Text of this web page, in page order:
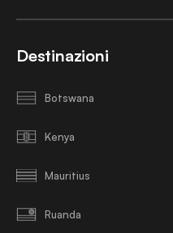
Destinazioni
Botswana
Kenya
Mauritius
Ruanda